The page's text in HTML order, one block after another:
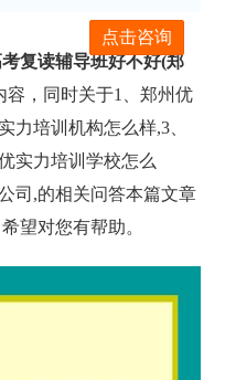
点击咨询
复读辅导班好不好(郑
容，同时关于1、郑州优
力培训机构怎么样,3、
实力培训学校怎么
司,的相关问答本篇文章
望对您有帮助。